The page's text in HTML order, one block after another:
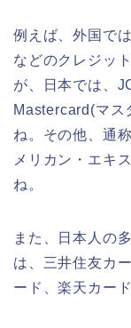
例えば、外国で
などのクレジッ
が、日本では、
Mastercard(マス
ね。その他、通
メリカン・エキ
ね。
また、日本人の
は、三井住友カ
ード、楽天カー